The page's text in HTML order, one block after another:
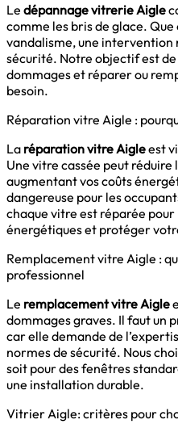
Le dépannage vitrerie Aigle
comme les bris de glace.
vandalisme, une intervention
sécurité. Notre objectif est
dommages et réparer ou
besoin.
Réparation vitre Aigle :
La réparation vitre Aigleest
Une vitre cassée peut
augmentant vos coûts
dangereuse pour les
chaque vitre est réparée
énergétiques et protéger
Remplacement vitre Aigle :
professionnel
Le remplacement vitre Aigle
dommages graves. Il faut un
car elle demande de
normes de sécurité. Nous
soit pour des fenêtres
une installation durable.
Vitrier Aigle: critères pour